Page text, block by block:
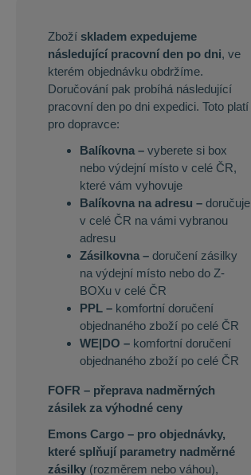
Zboží skladem expedujeme
následující pracovní den po dni, ve
kterém objednávku obdržíme.
Doručování pak probíhá následující
pracovní den po dni expedici. Toto platí
pro dopravce:
Balíkovna – vyberete si box
nebo výdejní místo v celé ČR,
které vám vyhovuje
Balíkovna na adresu – doručuje
v celé ČR na vámi vybranou
adresu
Zásilkovna – doručení zásilky
na výdejní místo nebo do Z-
BOXu v celé ČR
PPL – komfortní doručení
objednaného zboží po celé ČR
WE|DO – komfortní doručení
objednaného zboží po celé ČR
FOFR – přeprava nadměrných
zásilek za výhodné ceny
Emons Cargo – pro objednávky,
které splňují parametry nadměrné
zásilky (rozměrem nebo váhou),